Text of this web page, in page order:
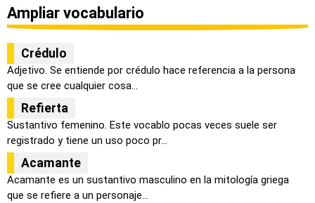
Ampliar vocabulario
Crédulo
Adjetivo. Se entiende por crédulo hace referencia a la persona
que se cree cualquier cosa...
Refierta
Sustantivo femenino. Este vocablo pocas veces suele ser
registrado y tiene un uso poco pr...
Acamante
Acamante es un sustantivo masculino en la mitología griega
que se refiere a un personaje...